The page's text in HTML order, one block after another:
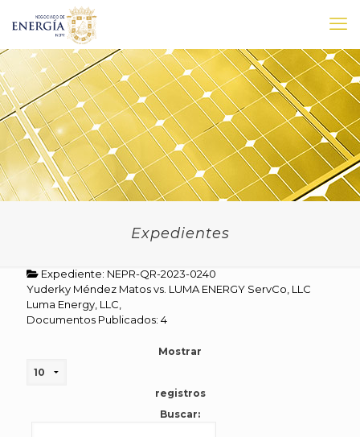
Expedientes
Expediente: NEPR-QR-2023-0240
Yuderky Méndez Matos vs. LUMA ENERGY ServCo, LLC
Luma Energy, LLC,
Documentos Publicados: 4
Mostrar
registros
Buscar: